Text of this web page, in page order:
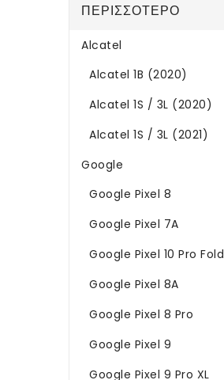
ΠΕΡΙΣΣΌΤΕΡΟ
Alcatel
Alcatel 1B (2020)
Alcatel 1S / 3L (2020)
Alcatel 1S / 3L (2021)
Google
Google Pixel 8
Google Pixel 7A
Google Pixel 10 Pro Fold
Google Pixel 8A
Google Pixel 8 Pro
Google Pixel 9
Google Pixel 9 Pro XL